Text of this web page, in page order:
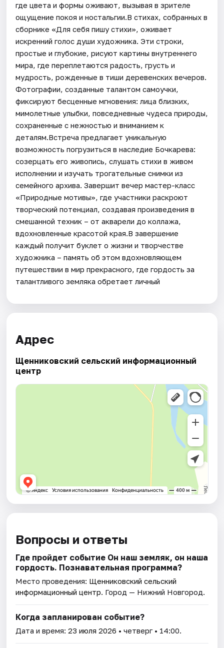
где цвета и формы оживают, вызывая в зрителе
ощущение покоя и ностальгии.В стихах, собранных в
сборнике «Для себя пишу стихи», оживает
искренний голос души художника. Эти строки,
простые и глубокие, рисуют картины внутреннего
мира, где переплетаются радость, грусть и
мудрость, рожденные в тиши деревенских вечеров.
Фотографии, созданные талантом самоучки,
фиксируют бесценные мгновения: лица близких,
мимолетные улыбки, повседневные чудеса природы,
сохраненные с нежностью и вниманием к
деталям.Встреча предлагает уникальную
возможность погрузиться в наследие Бочкарева:
созерцать его живопись, слушать стихи в живом
исполнении и изучать трогательные снимки из
семейного архива. Завершит вечер мастер-класс
«Природные мотивы», где участники раскроют
творческий потенциал, создавая произведения в
смешанной техник – от акварели до коллажа,
вдохновленные красотой края.В завершение
каждый получит буклет о жизни и творчестве
художника – память об этом вдохновляющем
путешествии в мир прекрасного, где гордость за
талантливого земляка обретает личный
Адрес
Щенниковский сельский информационный
центр
Вопросы и ответы
Где пройдет событие Он наш земляк, он наша
гордость. Познавательная программа?
Место проведения: Щенниковский сельский
информационный центр. Город — Нижний Новгород.
Когда запланирован событие?
Дата и время:23 июля 2026 • четверг • 14:00.